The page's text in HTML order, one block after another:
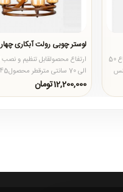
ارتفاع محصولقابل تنظیم و نصب از ارتفاع 50
سانتجنس
لوستر چوبی رولت آبکاری چهار
محصولبدنه از چوب روس د..
12,200,000تومان